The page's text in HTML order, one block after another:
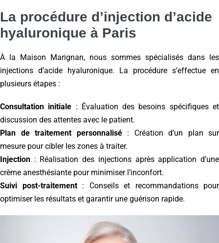
La procédure d’injection d’acide
hyaluronique à Paris
À la Maison Marignan, nous sommes spécialisés dans les
injections d’acide hyaluronique. La procédure s’effectue en
plusieurs étapes :
Consultation initiale : Évaluation des besoins spécifiques et
discussion des attentes avec le patient.
Plan de traitement personnalisé: Création d’un plan sur
mesure pour cibler les zones à traiter.
Injection : Réalisation des injections après application d’une
crème anesthésiante pour minimiser l’inconfort.
Suivi post-traitement: Conseils et recommandations pour
optimiser les résultats et garantir une guérison rapide.